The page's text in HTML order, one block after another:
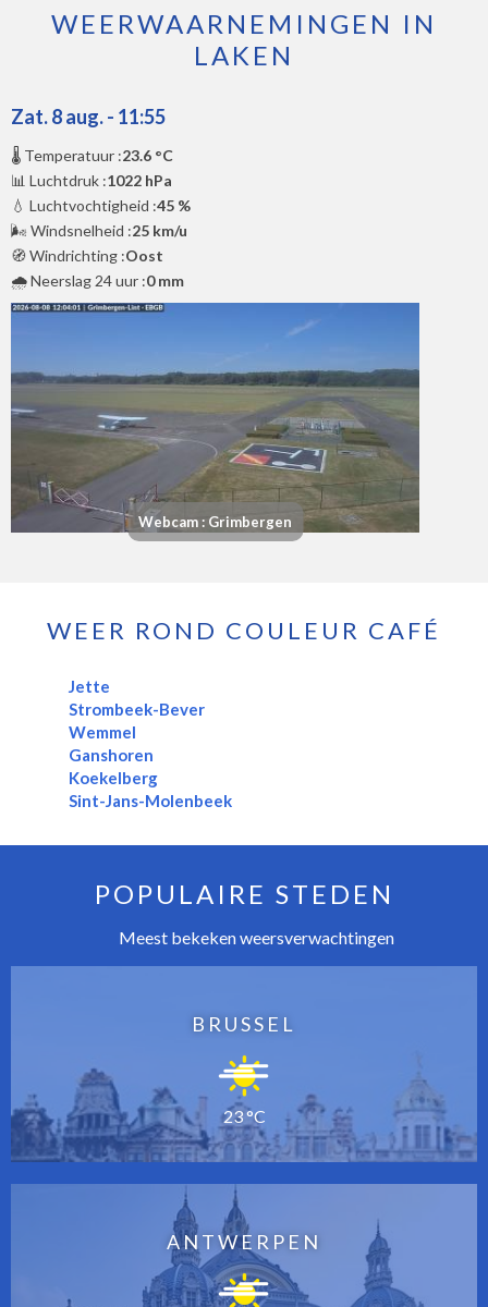
WEERWAARNEMINGEN IN
LAKEN
Zat. 8 aug. - 11:55
🌡️ Temperatuur :23.6 °C
📊 Luchtdruk :1022 hPa
💧 Luchtvochtigheid :45 %
🌬️ Windsnelheid :25 km/u
🧭 Windrichting :Oost
🌧️ Neerslag 24 uur :0 mm
Webcam : Grimbergen
WEER ROND COULEUR CAFÉ
Jette
Strombeek-Bever
Wemmel
Ganshoren
Koekelberg
Sint-Jans-Molenbeek
POPULAIRE STEDEN
Meest bekeken weersverwachtingen
BRUSSEL
23 °C
ANTWERPEN